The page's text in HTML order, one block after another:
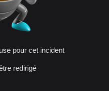
pour cet incident
redirigé